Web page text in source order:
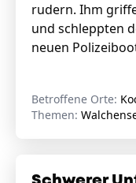
rudern. Ihm
und schleppten
neuen
Betroffene Orte:
Themen: